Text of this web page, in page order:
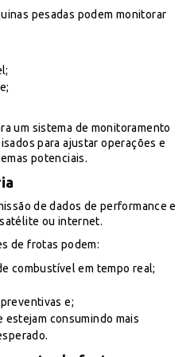
pesadas podem monitorar
um sistema de monitoramento
para ajustar operações e
potenciais.
de dados de performance e
ou internet.
de frotas podem:
combustível em tempo real;
e;
consumindo mais